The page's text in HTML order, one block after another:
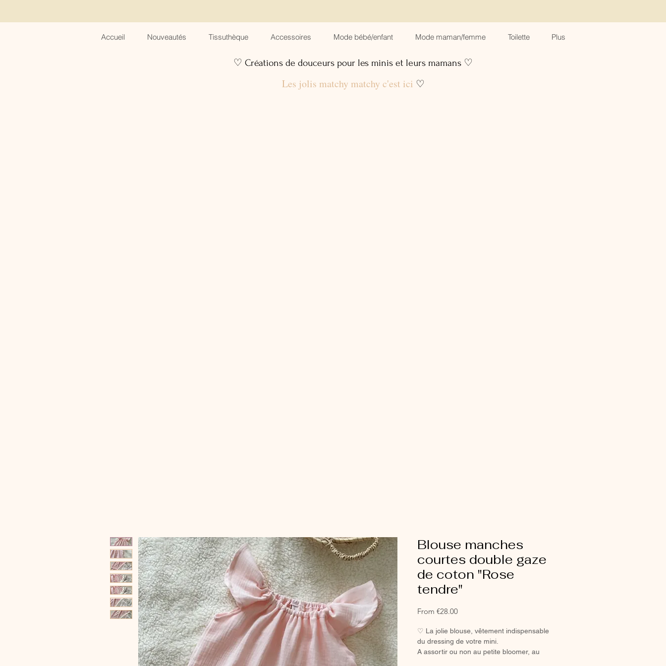
Accueil Nouveautés Tissuthèque Accessoires Mode bébé/enfant Mode maman/femme Toilette Plus
♡ Créations de douceurs pour les minis et leurs mamans ♡
Les jolis matchy matchy c'est ici ♡
Blouse manches
courtes double gaze
de coton "Rose
tendre"
From €28.00Sale
♡ La jolie blouse, vêtement indispensable
du dressing de votre mini.
A assortir ou non au petite bloomer, au